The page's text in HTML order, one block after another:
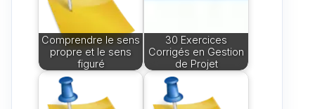
Comprendre le sens
propre et le sens
figuré
30 Exercices
Corrigés en Gestion
de Projet